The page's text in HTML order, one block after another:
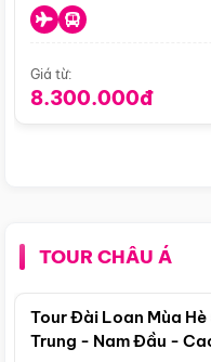
Giá từ:
8.300.000đ
TOUR CHÂU Á
Tour Đài Loan Mùa
Trung - Nam Đầu -